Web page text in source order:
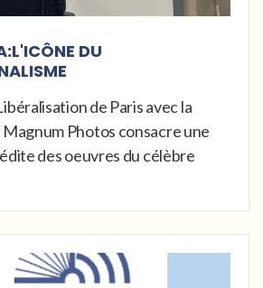
DU
de Paris avec la
Photos consacre une
des oeuvres du célèbre